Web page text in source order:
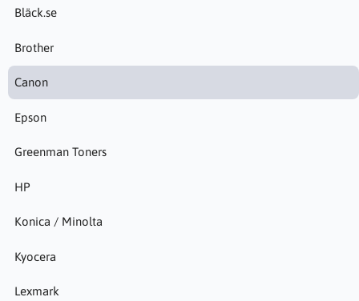
Bläck.se
Brother
Canon
Epson
Greenman Toners
HP
Konica / Minolta
Kyocera
Lexmark